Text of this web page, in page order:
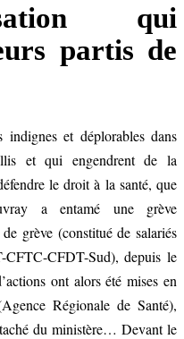
qui
partis de
et déplorables dans
et qui engendrent de la
le droit à la santé, que
a entamé une grève
grève (constitué de salariés
CFTC-CFDT-Sud), depuis le
ont alors été mises en
Régionale de Santé),
du ministère… Devant le